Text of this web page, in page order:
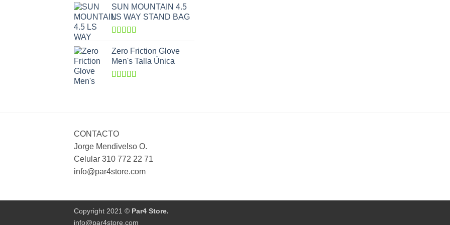
5
SUN MOUNTAIN 4.5
LS WAY STAND BAG
con5.00de
5
Zero Friction Glove
Men's Talla Única
CONTACTO
Jorge Mendivelso O.
Celular 310 772 22 71
info@par4store.com
Copyright 2021 © Par4 Store.
info@par4store.com